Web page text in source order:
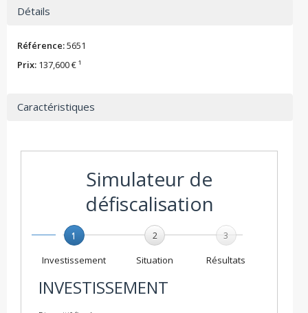
Détails
Référence:5651
Prix: 137,600 € ¹
Caractéristiques
Simulateur de
défiscalisation
1
Investissement
2
Situation
3
Résultats
INVESTISSEMENT